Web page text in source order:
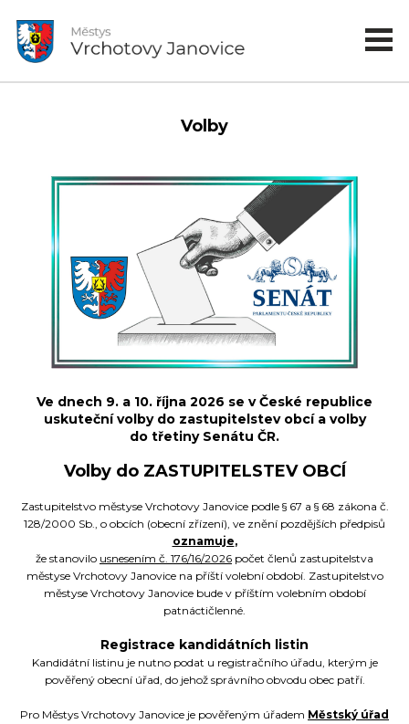
Volby
Ve dnech 9. a 10. října 2026 se v České republice
uskuteční volby do zastupitelstev obcí a volby
do třetiny Senátu ČR.
Volby do ZASTUPITELSTEV OBCÍ
Zastupitelstvo městyse Vrchotovy Janovice podle § 67 a § 68 zákona č.
128/2000 Sb., o obcích (obecní zřízení), ve znění pozdějších předpisů
oznamuje,
že stanovilo usnesením č. 176/16/2026 počet členů zastupitelstva
městyse Vrchotovy Janovice na příští volební období. Zastupitelstvo
městyse Vrchotovy Janovice bude v příštím volebním období
patnáctičlenné.
Registrace kandidátních listin
Kandidátní listinu je nutno podat u registračního úřadu, kterým je
pověřený obecní úřad, do jehož správního obvodu obec patří.
Pro Městys Vrchotovy Janovice je pověřeným úřadem Městský úřad